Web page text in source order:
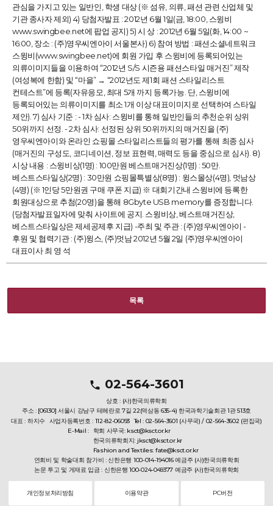
관심을 가지고 있는 일반인, 학생 대상 (※ 섬유, 의류, 패션 관련 산업체 및
기관 종사자 제외) 4) 당첨자발표 : 2012년 6월 1일(금, 18:00, 스윙비
www.swingbee.net에 팝업 공지) 5) 시 상 : 2012년 6월 5일(화, 14:00 ~
16:00, 장소 : (주)영우씨엔아이 서울본사) 6) 참여 방법 : 패션소셜네트워크
스윙비(www.swingbee.net)에 회원 가입 후 스윙비에 등록되어있는
의류이미지들을 이용하여 “2012년 S/S 시즌용 패션스타일 매거진” 제작
(여성복에 한함) 및 “마을” → “2012년도 제1회 패션 스타일리스트
컨테스트”에 등록(자유응모, 최대 5개 까지 등록가능. 단, 스윙비에
등록되어있는 의류이미지를 최소 1개 이상 대표이미지로 선택하여 스타일
제안). 7) 심사 기준 : - 1차 심사: 스윙비를 통해 일반인들의 추천순위 상위
50위까지 선정. - 2차 심사: 선정된 상위 50위까지의 매거진을 (주)
영우씨엔아이와 온라인 쇼핑몰 스타일리스트들의 평가를 통해 최종 심사
(매거진의 구성도, 코디네이션, 정보 표현력, 매력도 등을 중심으로 심사). 8)
시상 내용 : 스윙비상(1명) : 100만원 베스트매거진상(1명) : 50만.
베스트스타일상(2명) : 30만원 쇼핑몰특별상(8명) : 윙스몰상(4명), 멋남상
(4명) (※ 1인당 5만원권 구매 쿠폰 지급) ※ 대회기간내 스윙비에 등록한
회원대상으로 추첨(20명)을 통해 8Gbyte USB memory를 증정합니다.
(당첨자발표일자에 맞춰 사이트에 공지. 스윙비상, 베스트매거진상,
베스트스타일상은 제세공제후 지급) -주최 및 주관 : (주)영우씨엔아이 -
후원 및 협력기관 : (주)윙스, (주)멋남 2012년 5월 2일 (주)영우씨엔아이
대표이사 최 영 석
목록
02-564-3601
상호 : (사)한국의류학회
주소 : [06130] 서울시 강남구 테헤란로 7길 22(역삼동 635-4) 한국과학기술회관 1관 513호
대표 : 하지수 사업자등록번호 : 112-82-06093 Tel : 02-564-3601 (사무국) / 02-564-3602 (편집국)
E-Mail : 학회 사무국: ksct@ksct.or.kr
한국의류학회지: jksct@ksct.or.kr
Fashion and Textiles: fate@ksct.or.kr
연회비 및 학술대회 참가비 : 신한은행 100-014-194016 예금주 (사)한국의류학회
논문 투고 및 게재료 입금 : 신한은행 100-024-049377 예금주 (사)한국의류학회
개인정보처리방침 이용약관 PC버전